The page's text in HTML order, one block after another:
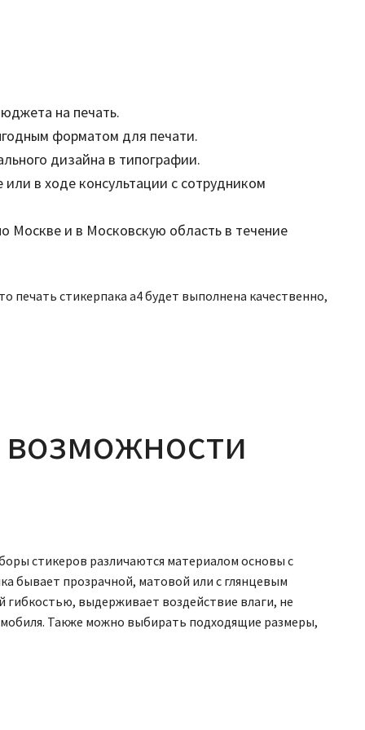
на печать.
форматом для печати.
дизайна в типографии.
в ходе консультации с сотрудником
Москве и в Московскую область в течение
стикерпака а4 будет выполнена качественно,
возможности
стикеров различаются материалом основы с
бывает прозрачной, матовой или с глянцевым
выдерживает воздействие влаги, не
Также можно выбирать подходящие размеры,